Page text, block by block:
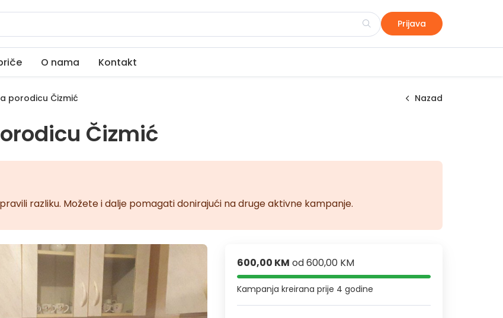
Prijava
O nama Kontakt
porodicu Čizmić Nazad
Čizmić
razliku. Možete i dalje pomagati donirajući na druge aktivne kampanje.
600,00 KM od600,00 KM
Kampanja kreiranaprije 4 godine